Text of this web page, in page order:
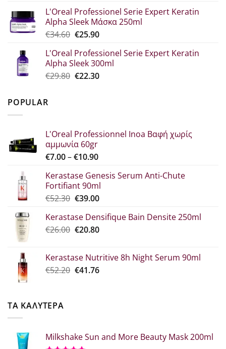
was:
€30.70.
τιμή
είναι:
€23.00.
L'Oreal Professionel Serie Expert Keratin
Alpha Sleek Μάσκα 250ml
€34.60 Original
was:
€34.60.
€25.90Η
τιμή
είναι:
€25.90.
L'Oreal Professionel Serie Expert Keratin
Alpha Sleek 300ml
€29.80 Original
€22.30Η
POPULAR
L'Oreal Professionnel Inoa Βαφή χωρίς
αμμωνία 60gr
€7.00–€10.90Price
€7.00
through
€10.90
Kerastase Genesis Serum Anti-Chute
Fortifiant 90ml
€52.30 Original
was:
€52.30.
€39.00Η
τιμή
είναι:
Kerastase Densifique Bain Densite 250ml
€26.00 Original
€26.00.
€20.80Η
είναι:
€20.80.
Kerastase Nutritive 8h Night Serum 90ml
€52.20 Original
€41.76Η
ΤΑ ΚΑΛΥΤΕΡΑ
Milkshake Sun and More Beauty Mask 200ml